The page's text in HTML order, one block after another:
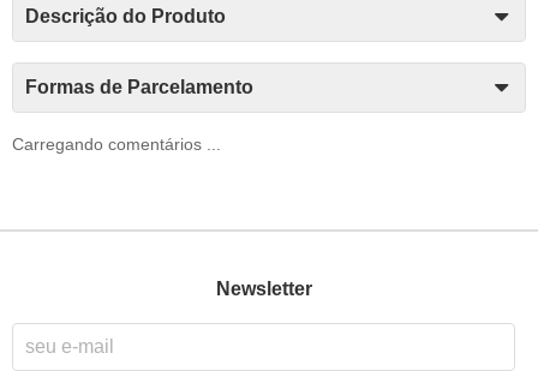
Descrição do Produto
Formas de Parcelamento
Carregando comentários ...
Newsletter